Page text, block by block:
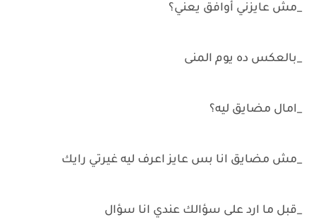
_مش عايزني أوافق يعني؟
_بالعكس ده يوم المنى
_امال مضايق ليه؟
_مش مضايق انا بس عايز اعرف ليه غيرتي رايك
_قبل ما ارد على سؤالك عندي انا سؤال